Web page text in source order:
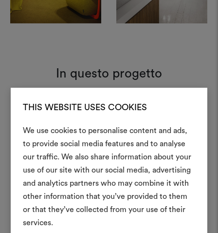
THIS WEBSITE USES COOKIES
We use cookies to personalise content and ads,
to provide social media features and to analyse
our traffic. We also share information about your
use of our site with our social media, advertising
and analytics partners who may combine it with
other information that you’ve provided to them
or that they’ve collected from your use of their
services.
In questo progetto
Crea
Uno strumento interattivo
e condividere le tue idee,